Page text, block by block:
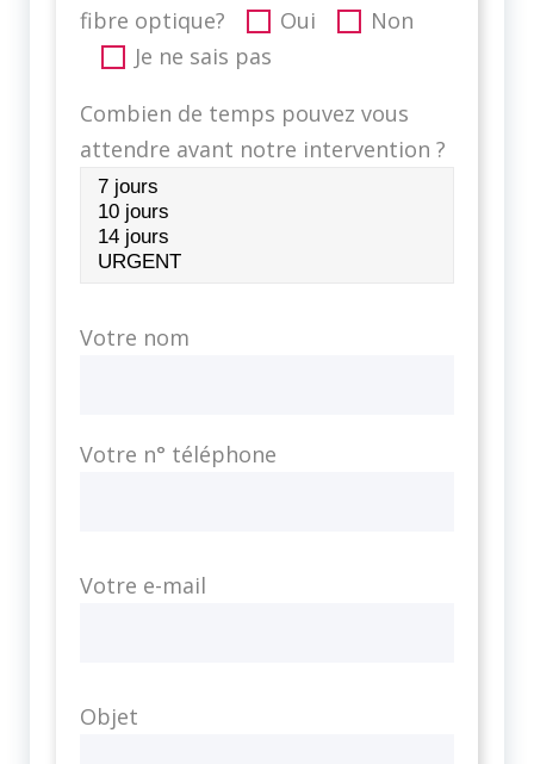
fibre optique?
Oui
Non
Je ne sais pas
Combien de temps pouvez vous
attendre avant notre intervention ?
Votre nom
Votre n° téléphone
Votre e-mail
Objet